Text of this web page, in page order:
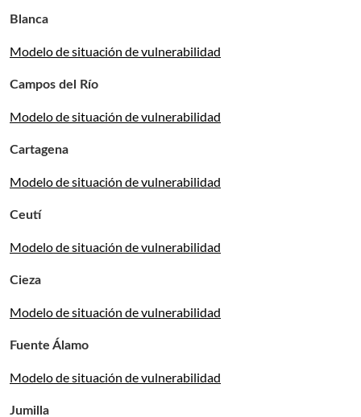
Blanca
Modelo de situación de vulnerabilidad
Campos del Río
Modelo de situación de vulnerabilidad
Cartagena
Modelo de situación de vulnerabilidad
Ceutí
Modelo de situación de vulnerabilidad
Cieza
Modelo de situación de vulnerabilidad
Fuente Álamo
Modelo de situación de vulnerabilidad
Jumilla